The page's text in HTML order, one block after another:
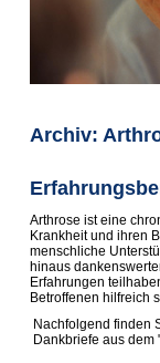
Archiv:
Arthrose ist eine
Krankheit und ihren
menschliche
hinaus
Erfahrungen
Betroffenen hilfreich
Nachfolgend finden
Dankbriefe aus dem